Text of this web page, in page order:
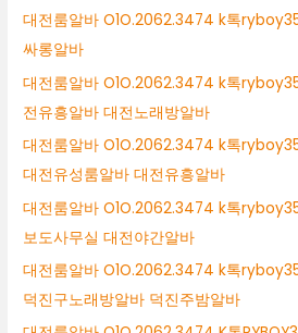
대전룸알바 O1O.2062.3474 k톡
싸롱알바
대전룸알바 O1O.2062.3474 k톡
전유흥알바 대전노래방알바
대전룸알바 O1O.2062.3474 k톡
대전유성룸알바 대전유흥알바
대전룸알바 O1O.2062.3474 k톡
보도사무실 대전야간알바
대전룸알바 O1O.2062.3474 k톡
덕진구노래방알바 덕진주밤알바